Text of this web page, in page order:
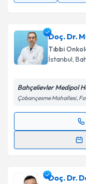
Doç. Dr.
Tıbbi
İstanbul,
Bahçelievler Medipol
Çobançesme Mahallesi,
Randevu
takvimDoç. Dr.